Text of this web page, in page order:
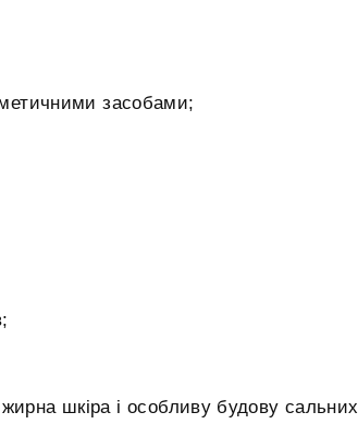
засобами;
жирна шкіра і особливу будову сальних